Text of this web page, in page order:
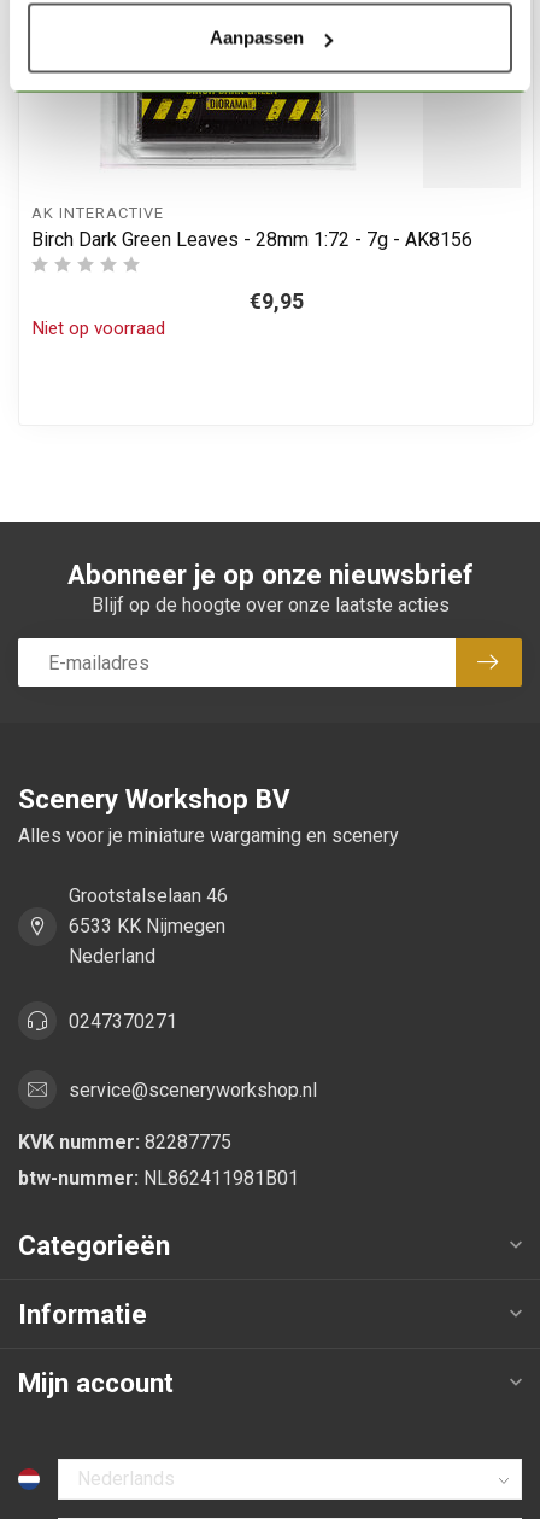
Aanpassen
AK INTERACTIVE
Birch Dark Green Leaves - 28mm 1:72 - 7g - AK8156
€9,95
Niet op voorraad
Abonneer je op onze nieuwsbrief
Blijf op de hoogte over onze laatste acties
Scenery Workshop BV
Alles voor je miniature wargaming en scenery
Grootstalselaan 46
6533 KK Nijmegen
Nederland
0247370271
service@sceneryworkshop.nl
KVK nummer: 82287775
btw-nummer: NL862411981B01
Categorieën
Informatie
Mijn account
Selecteer taal